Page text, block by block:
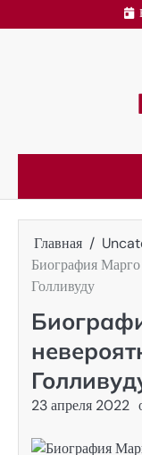
к
Главная
Биография
Голливуду
23 апреля 2022